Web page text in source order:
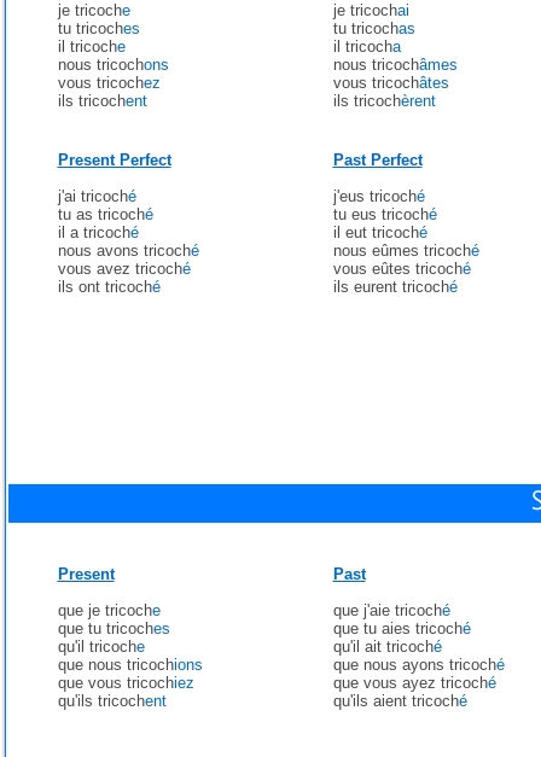
je tricoche
tu tricoches
il tricoche
nous tricochons
vous tricochez
ils tricochent
je tricochai
tu tricochas
il tricocha
nous tricochâmes
vous tricochâtes
ils tricochèrent
Present Perfect
j'ai tricoché
tu as tricoché
il a tricoché
nous avons tricoché
vous avez tricoché
ils ont tricoché
Past Perfect
j'eus tricoché
tu eus tricoché
il eut tricoché
nous eûmes tricoché
vous eûtes tricoché
ils eurent tricoché
Present
que je tricoche
que tu tricoches
qu'il tricoche
que nous tricochions
que vous tricochiez
qu'ils tricochent
Past
que j'aie tricoché
que tu aies tricoché
qu'il ait tricoché
que nous ayons tricoché
que vous ayez tricoché
qu'ils aient tricoché